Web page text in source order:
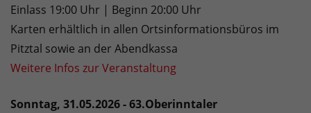
Einlass 19:00 Uhr | Beginn 20:00 Uhr
Karten erhältlich in allen Ortsinformationsbüros im
Pitztal sowie an der Abendkassa
Weitere Infos zur Veranstaltung
Sonntag, 31.05.2026 - 63.Oberinntaler